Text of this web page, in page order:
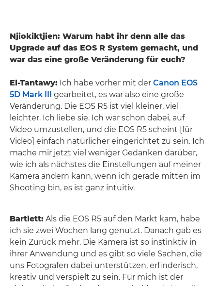
Njiokiktjien: Warum habt ihr denn alle das
Upgrade auf das EOS R System gemacht, und
war das eine große Veränderung für euch?
El-Tantawy: Ich habe vorher mit der Canon EOS
5D Mark III gearbeitet, es war also eine große
Veränderung. Die EOS R5 ist viel kleiner, viel
leichter. Ich liebe sie. Ich war schon dabei, auf
Video umzustellen, und die EOS R5 scheint [für
Video] einfach natürlicher eingerichtet zu sein. Ich
mache mir jetzt viel weniger Gedanken darüber,
wie ich als nächstes die Einstellungen auf meiner
Kamera ändern kann, wenn ich gerade mitten im
Shooting bin, es ist ganz intuitiv.
Bartlett: Als die EOS R5 auf den Markt kam, habe
ich sie zwei Wochen lang genutzt. Danach gab es
kein Zurück mehr. Die Kamera ist so instinktiv in
ihrer Anwendung und es gibt so viele Sachen, die
uns Fotografen dabei unterstützen, erfinderisch,
kreativ und verspielt zu sein. Für mich ist der